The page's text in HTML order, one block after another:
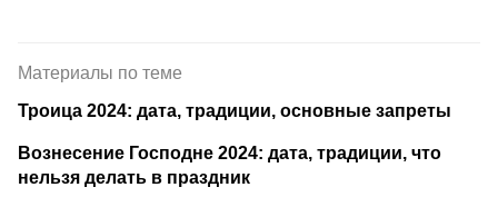
Материалы по теме
Троица 2024: дата, традиции, основные запреты
Вознесение Господне 2024: дата, традиции, что
нельзя делать в праздник